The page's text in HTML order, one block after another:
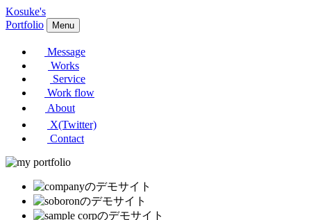
Kosuke's
Portfolio
Menu
Message
Works
Service
Work flow
About
X(Twitter)
Contact